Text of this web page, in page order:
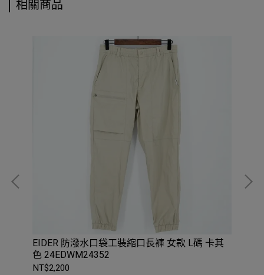
相關商品
EIDER 防潑水口袋工裝縮口長褲 女款 L碼 卡其
色 24EDWM24352
NT$2,200